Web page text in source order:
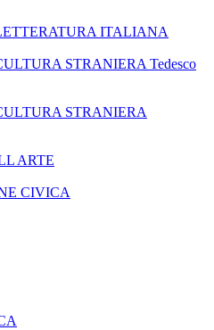
ITALIANA
STRANIERA Tedesco
STRANIERA
ARTE
CIVICA